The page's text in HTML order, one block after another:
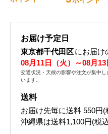
お届け予定日
東京都千代田区にお届け
08月11日（火）～08月13
交通状況・天候の影響や注文が集中
います。
送料
お届け先毎に送料 550円(
沖縄県は送料1,100円(税